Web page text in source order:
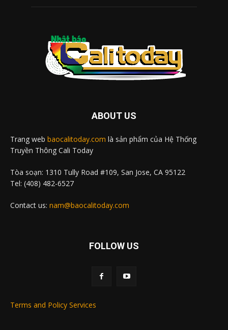
ABOUT US
Trang web baocalitoday.com là sản phẩm của Hệ Thống
Truyền Thông Cali Today
Tòa soạn: 1310 Tully Road #109, San Jose, CA 95122
Tel: (408) 482-6527
Contact us: nam@baocalitoday.com
FOLLOW US
Terms and Policy Services